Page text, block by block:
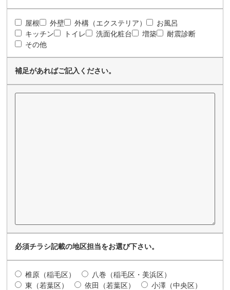
屋根 外壁 外構（エクステリア）
お風呂
キッチン
トイレ 洗面化粧台 増築
耐震診断
その他
補足があればご記入ください。
必須チラシ記載の地区担当をお選び下さい。
椎原（稲毛区）
八巻（稲毛区・美浜区）
東（若葉区）
依田（若葉区）
小澤（中央区）